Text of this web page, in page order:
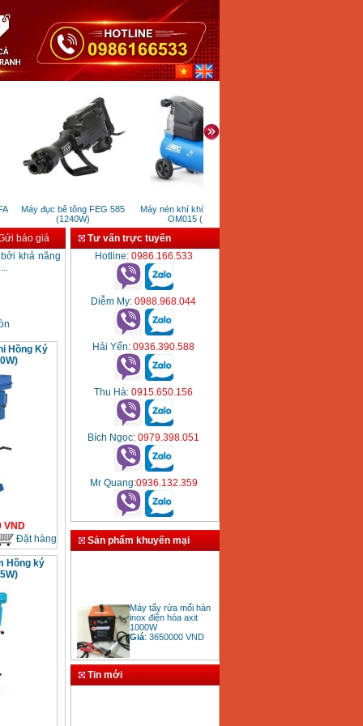
Máy đục bê tông FEG 585
(1240W)
Máy nén khí không dầu ABAC
OM015 (1.5HP)
báo giá
khả năng
Hồng Ký
VND
Đặt hàng
Hồng ký
Tư vấn trực tuyến
Hotline: 0986.166.533
Diễm My: 0988.968.044
Hải Yến: 0936.390.588
Thu Hà: 0915.650.156
Bích Ngọc: 0979.398.051
Mr Quang:0936.132.359
Sản phẩm khuyến mại
inox điện hóa axit
1000W
Giá:3650000
Tin mới